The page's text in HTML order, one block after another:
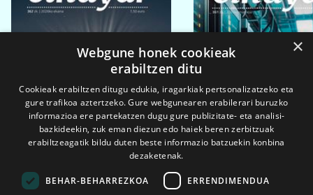
×
Webgune honek cookieak
erabiltzen ditu
Cookieak erabiltzen ditugu edukia, iragarkiak pertsonalizatzeko eta
gure trafikoa aztertzeko. Gure webgunearen erabilerari buruzko
informazioa ere partekatzen dugu gure publizitate- eta analisi-
bazkideekin, zuk eman diezun edo haiek beren zerbitzuak
erabiltzeagatik bildu duten beste informazio batzuekin konbina
dezaketenak.
BEHAR-BEHARREZKOA ERRENDIMENDUA